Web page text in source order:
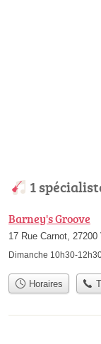
1
Barney's Groove
17 Rue Carnot, 27200
Dimanche 10h30-
Horaires